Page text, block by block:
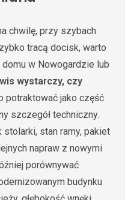
chwilę, przy szybach
tracą docisk, warto
w Nowogardzie lub
wystarczy, czy
potraktować jako część
szczegół techniczny.
stan ramy, pakiet
napraw z nowymi
porównywać
budynku